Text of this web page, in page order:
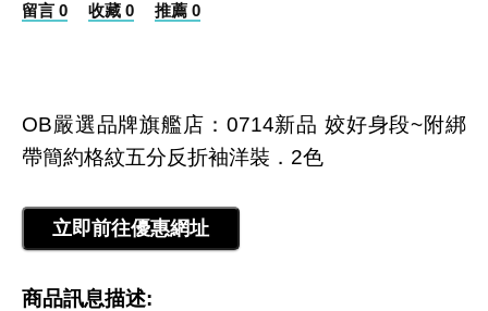
留言 0 收藏 0 推薦 0
OB嚴選品牌旗艦店：0714新品 姣好身段~附綁
帶簡約格紋五分反折袖洋裝．2色
商品訊息描述: